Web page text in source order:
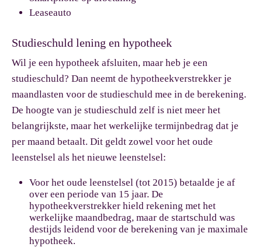
Leaseauto
Studieschuld lening en hypotheek
Wil je een hypotheek afsluiten, maar heb je een
studieschuld? Dan neemt de hypotheekverstrekker je
maandlasten voor de studieschuld mee in de berekening.
De hoogte van je studieschuld zelf is niet meer het
belangrijkste, maar het werkelijke termijnbedrag dat je
per maand betaalt. Dit geldt zowel voor het oude
leenstelsel als het nieuwe leenstelsel:
Voor het oude leenstelsel (tot 2015) betaalde je af
over een periode van 15 jaar. De
hypotheekverstrekker hield rekening met het
werkelijke maandbedrag, maar de startschuld was
destijds leidend voor de berekening van je maximale
hypotheek.